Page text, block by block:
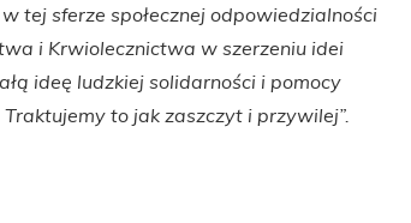
tej sferze społecznej odpowiedzialności
i Krwiolecznictwa w szerzeniu idei
ideę ludzkiej solidarności i pomocy
to jak zaszczyt i przywilej”.